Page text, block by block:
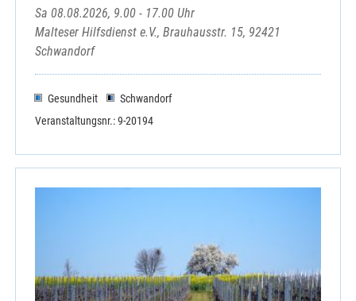
Sa 08.08.2026, 9.00 - 17.00 Uhr
Malteser Hilfsdienst e.V., Brauhausstr. 15, 92421
Schwandorf
Gesundheit
Schwandorf
Veranstaltungsnr.: 9-20194